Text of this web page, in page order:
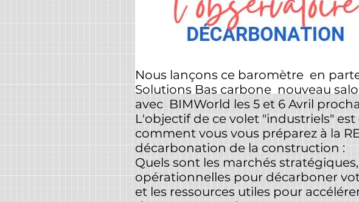
Nous lançons ce baromètre en
Solutions Bas carbone nouveau
avec BIMWorld les 5 et 6 Avril
L'objectif de ce volet "industriels"
comment vous vous préparez à la
décarbonation de la construction :
Quels sont les marchés
opérationnelles pour décarboner
et les ressources utiles pour